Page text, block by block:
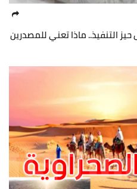
حيز التنفيذ.. ماذا تعني للمصدرين